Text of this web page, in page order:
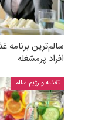
سالم‌ترین برنامه
افراد پرمشغله
تغذیه و رژیم سالم